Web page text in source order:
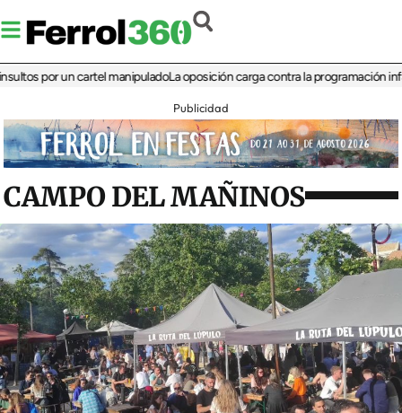
por un cartel manipuladoLa oposición carga contra la programación infantil
Publicidad
CAMPO DEL MAÑINOS